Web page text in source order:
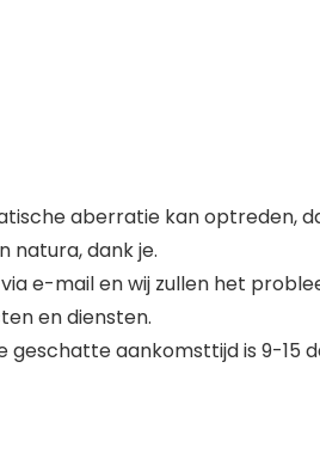
aberratie kan optreden,
natura, dank je.
e-mail en wij zullen het
en diensten.
geschatte aankomsttijd is 9-15